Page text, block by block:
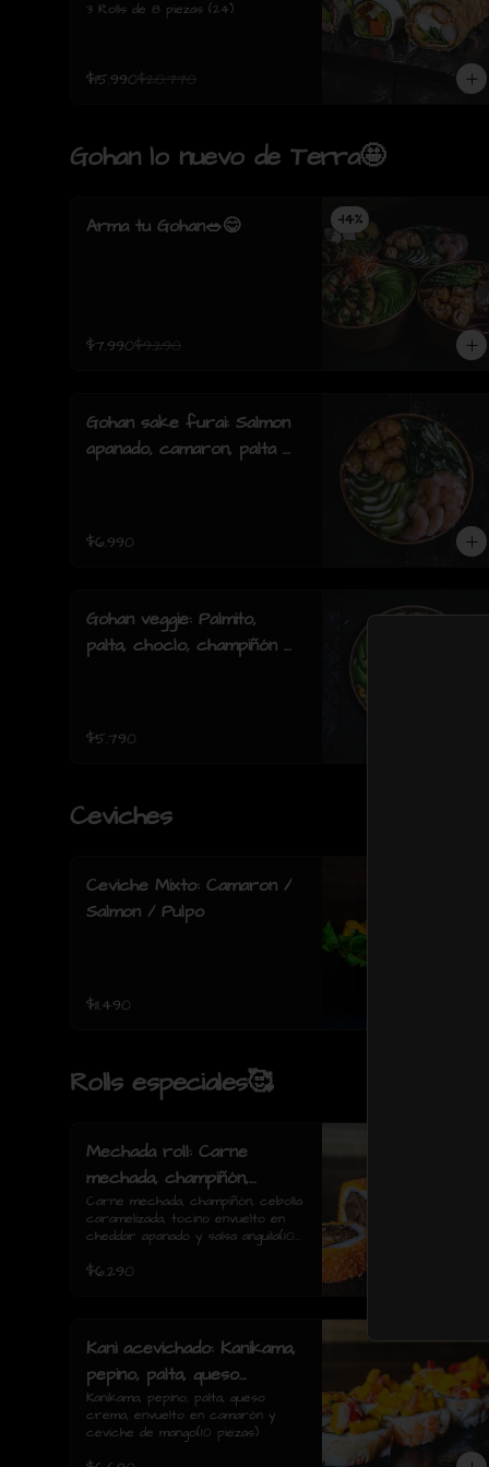
3 Rolls de 8 piezas (24)
$15.990$20.770
Gohan lo nuevo de Terra🤩
-14%
Arma tu Gohan🥗😋
$7.990$9.290
Gohan sake furai: Salmon
apanado, camaron, palta y
$6.990
Gohan veggie: Palmito,
palta, choclo, champiñón y
$5.790
Ceviches
Ceviche Mixto: Camaron /
Salmon / Pulpo
$11.490
Rolls especiales🥰
Mechada roll: Carne
mechada, champiñón,
cebolla caramelizada,
tocino envuelto en
anguila(10 piezas)
Carne mechada, champiñón, cebolla
caramelizada, tocino envuelto en
cheddar apanado y salsa anguila(10
$6.290
Kani acevichado: Kanikama,
pepino, palta, queso
crema, envuelto en
camarón y ceviche de
Kanikama, pepino, palta, queso
crema, envuelto en camarón y
ceviche de mango(10 piezas)